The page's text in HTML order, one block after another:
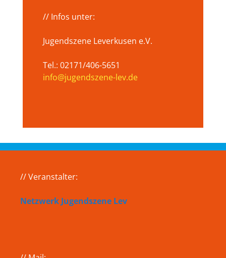
// Infos unter:
Jugendszene Leverkusen e.V.
Tel.: 02171/406-5651
info@jugendszene-lev.de
// Veranstalter:
Netzwerk Jugendszene Lev